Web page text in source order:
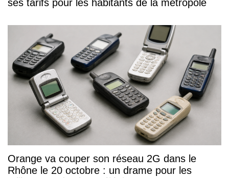
ses tarifs pour les habitants de la métropole
Orange va couper son réseau 2G dans le
Rhône le 20 octobre : un drame pour les